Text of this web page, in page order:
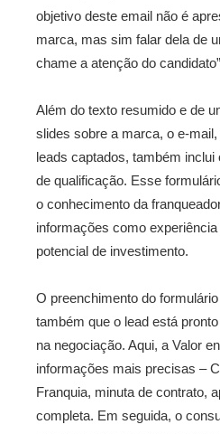
objetivo deste email não é
marca, mas sim falar dela de
chame a atenção do
Além do texto resumido e de
slides sobre a marca, o e-
leads captados, também
de qualificação. Esse
o conhecimento da
informações como
potencial de investimento.
O preenchimento do
também que o lead está
na negociação. Aqui, a Valor
informações mais precisas –
Franquia, minuta de contrato,
completa. Em seguida, o